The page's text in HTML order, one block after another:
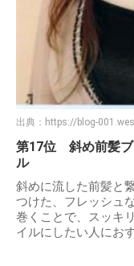
出典： https://blog-
第17位 斜め前髪ブ
ル
斜めに流した前髪と
つけた、フレッシュ
巻くことで、スッキ
イルにしたい人にお